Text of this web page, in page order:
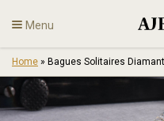
to
content
Menu
Diamants
Home » Bagues Solitaires Diamant